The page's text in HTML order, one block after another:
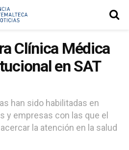
Clínica Médica
en SAT
han sido habilitadas en
y empresas con las que el
la atención en la salud